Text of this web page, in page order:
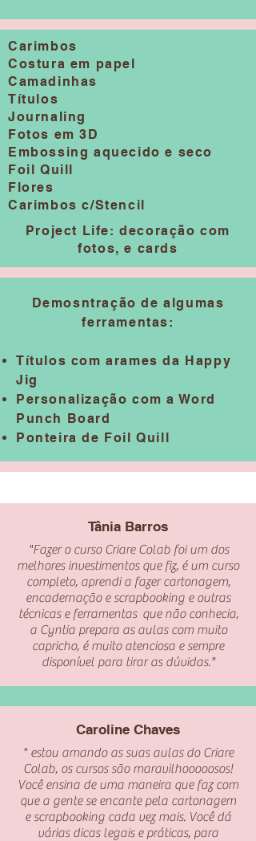
Carimbos
Costura em papel
Camadinhas
Títulos
Journaling
Fotos em 3D
Embossing aquecido e seco
Foil Quill
Flores
Carimbos c/Stencil
Project Life: decoração com
fotos, e cards
Demosntração de algumas
ferramentas:
Títulos com arames da Happy
Jig
Personalização com a Word
Punch Board
Ponteira de Foil Quill
Tânia Barros
"Fazer o curso Criare Colab foi um dos
melhores investimentos que fiz, é um curso
completo, aprendi a fazer cartonagem,
encadernação e scrapbooking e outras
técnicas e ferramentas que não conhecia,
a Cyntia prepara as aulas com muito
capricho, é muito atenciosa e sempre
disponível para tirar as dúvidas."
Caroline Chaves
" estou amando as suas aulas do Criare
Colab, os cursos são maravilhooooosos!
Você ensina de uma maneira que faz com
que a gente se encante pela cartonagem
e scrapbooking cada vez mais. Você dá
várias dicas legais e práticas, para